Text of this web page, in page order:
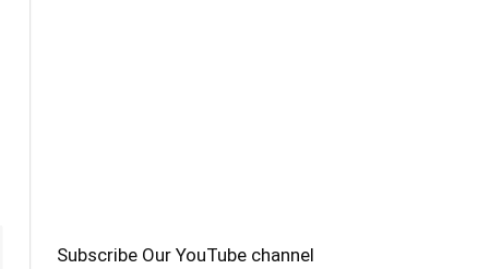
Subscribe Our YouTube channel